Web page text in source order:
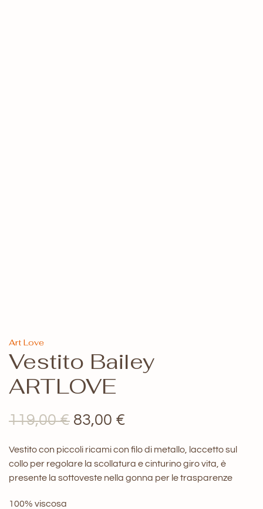
Art Love
Vestito Bailey
ARTLOVE
119,00€ Il
originale
era:
83,00 €
attuale
è:
Vestito con piccoli ricami con filo di metallo, laccetto sul
collo per regolare la scollatura e cinturino giro vita, è
presente la sottoveste nella gonna per le trasparenze
100% viscosa